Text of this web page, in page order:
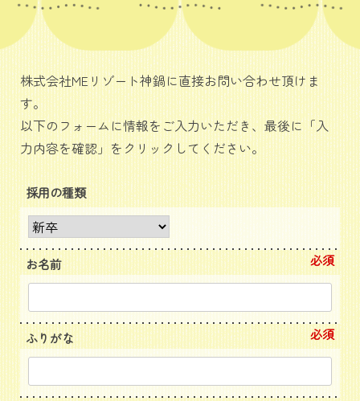
株式会社MEリゾート神鍋に直接お問い合わせ頂けま
す。
以下のフォームに情報をご入力いただき、最後に「入
力内容を確認」をクリックしてください。
採用の種類
お名前 必須
ふりがな 必須